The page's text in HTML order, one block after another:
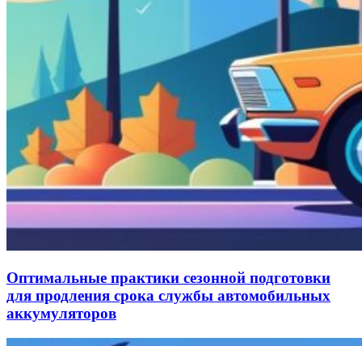
Оптимальные практики сезонной подготовки
для продления срока службы автомобильных
аккумуляторов